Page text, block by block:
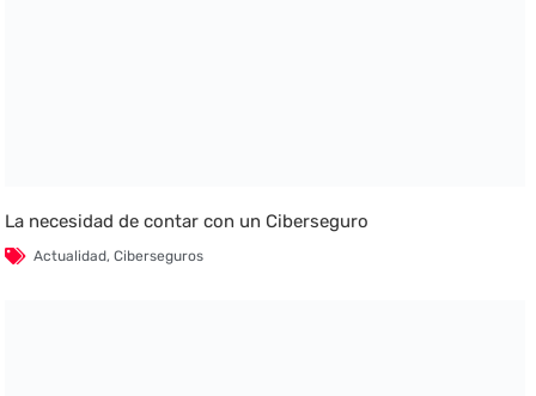
La necesidad de contar con un Ciberseguro
Actualidad,Ciberseguros